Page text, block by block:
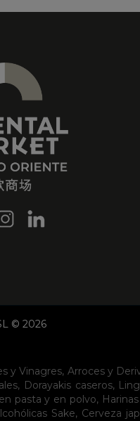
© 2026
y Vinagres, Arroces y
, Dorayakis caseros,
pasta y en polvo,
Sake, Cerveza